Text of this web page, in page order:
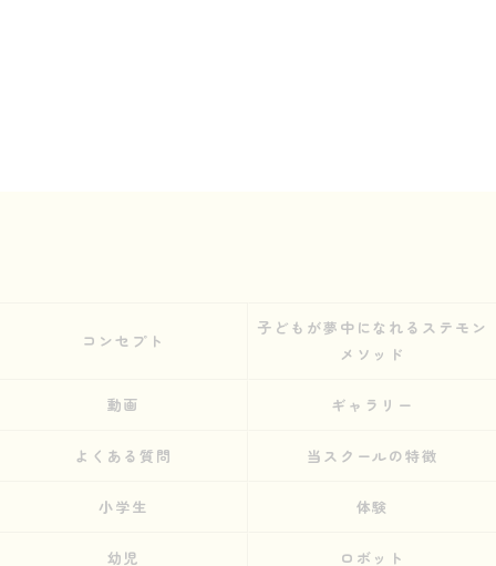
コンセプト
子どもが夢中になれるステモン
メソッド
動画 ギャラリー
よくある質問 当スクールの特徴
小学生 体験
幼児 ロボット